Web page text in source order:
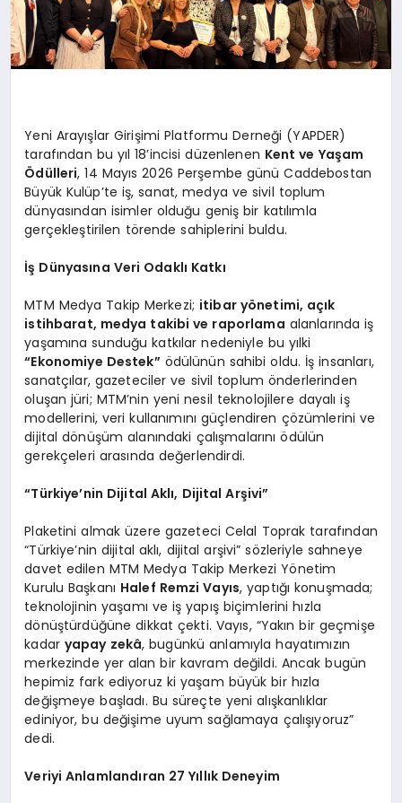
Yeni Arayışlar Girişimi Platformu Derneği (YAPDER)
tarafından bu yıl 18’incisi düzenlenen Kent ve Yaşam
Ödülleri, 14 Mayıs 2026 Perşembe günü Caddebostan
Büyük Kulüp’te iş, sanat, medya ve sivil toplum
dünyasından isimler olduğu geniş bir katılımla
gerçekleştirilen törende sahiplerini buldu.
İş Dünyasına Veri Odaklı Katkı
MTM Medya Takip Merkezi; itibar yönetimi, açık
istihbarat, medya takibi ve raporlama alanlarında iş
yaşamına sunduğu katkılar nedeniyle bu yılki
“Ekonomiye Destek” ödülünün sahibi oldu. İş insanları,
sanatçılar, gazeteciler ve sivil toplum önderlerinden
oluşan jüri; MTM’nin yeni nesil teknolojilere dayalı iş
modellerini, veri kullanımını güçlendiren çözümlerini ve
dijital dönüşüm alanındaki çalışmalarını ödülün
gerekçeleri arasında değerlendirdi.
“Türkiye’nin Dijital Aklı, Dijital Arşivi”
Plaketini almak üzere gazeteci Celal Toprak tarafından
“Türkiye’nin dijital aklı, dijital arşivi” sözleriyle sahneye
davet edilen MTM Medya Takip Merkezi Yönetim
Kurulu Başkanı Halef Remzi Vayıs, yaptığı konuşmada;
teknolojinin yaşamı ve iş yapış biçimlerini hızla
dönüştürdüğüne dikkat çekti. Vayıs, “Yakın bir geçmişe
kadar yapay zekâ, bugünkü anlamıyla hayatımızın
merkezinde yer alan bir kavram değildi. Ancak bugün
hepimiz fark ediyoruz ki yaşam büyük bir hızla
değişmeye başladı. Bu süreçte yeni alışkanlıklar
ediniyor, bu değişime uyum sağlamaya çalışıyoruz”
dedi.
Veriyi Anlamlandıran 27 Yıllık Deneyim